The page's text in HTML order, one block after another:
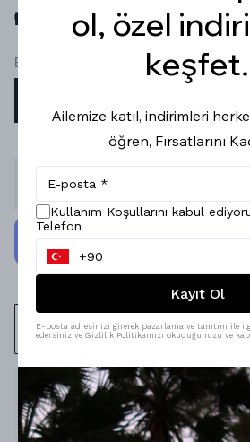
₺ 1,599.99
Beden
WHATSAPP
Ürün Açıklaması
Model Ölçüleri : 167cm/53kg
Modelin Beden : S beden
ol, özel
keşfet.
Ailemize katıl, indirimleri
öğren, Fırsatlarını
Kullanım Koşullarını kabul
Telefon
Kayıt Ol
E-posta adresinizi girerek pazarlama ve tanıtım ile
edersiniz ve Gizlilik Politikamızı okuduğunuzu ve